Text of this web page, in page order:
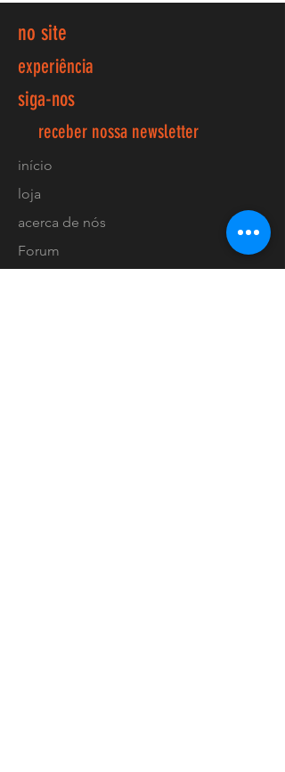
no site
experiência
siga-nos
receber nossa newsletter
início
loja
acerca de nós
Forum